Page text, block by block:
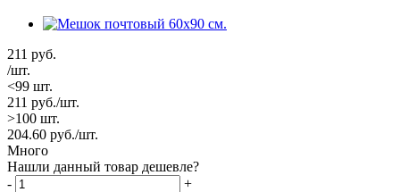
211 руб.
/шт.
<99 шт.
211 руб./шт.
>100 шт.
204.60 руб./шт.
Много
Нашли данный товар дешевле?
-
+